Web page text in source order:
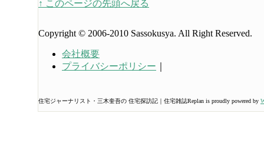
↑ このページの先頭へ戻る
Copyright © 2006-2010 Sassokusya. All Right Reserved.
会社概要
プライバシーポリシー
住宅ジャーナリスト・三木奎吾の 住宅探訪記｜住宅雑誌Replan is proudly powered by